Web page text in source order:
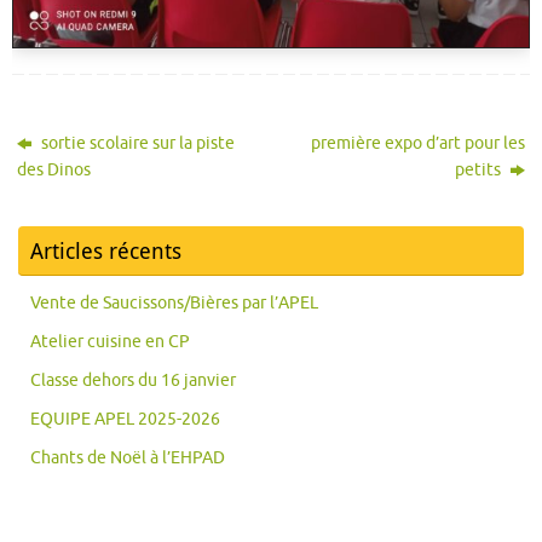
sortie scolaire sur la piste
des Dinos
première expo d’art pour les
petits
Articles récents
Vente de Saucissons/Bières par l’APEL
Atelier cuisine en CP
Classe dehors du 16 janvier
EQUIPE APEL 2025-2026
Chants de Noël à l’EHPAD